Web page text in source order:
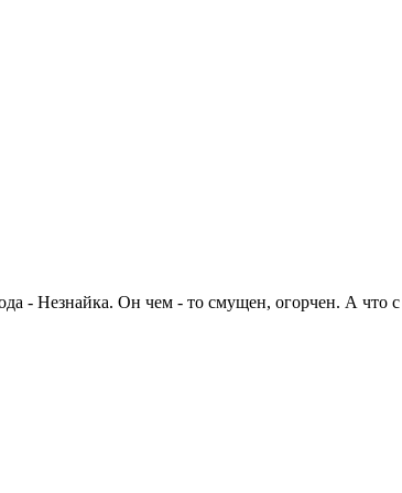
- Незнайка. Он чем - то смущен, огорчен. А что